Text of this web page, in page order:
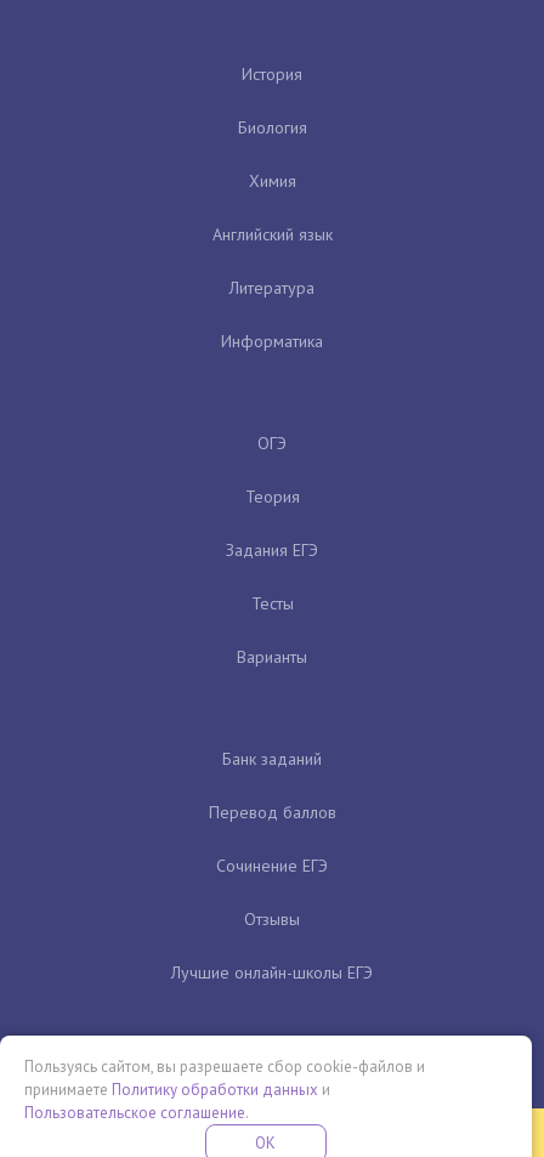
История
Биология
Химия
Английский язык
Литература
Информатика
ОГЭ
Теория
Задания ЕГЭ
Тесты
Варианты
Банк заданий
Перевод баллов
Сочинение ЕГЭ
Отзывы
Лучшие онлайн-школы ЕГЭ
Бесплатная летняя школа
Пользуясь сайтом, вы разрешаете сбор cookie-файлов и
принимаете Политику обработки данных и
Пользовательское соглашение.
OK